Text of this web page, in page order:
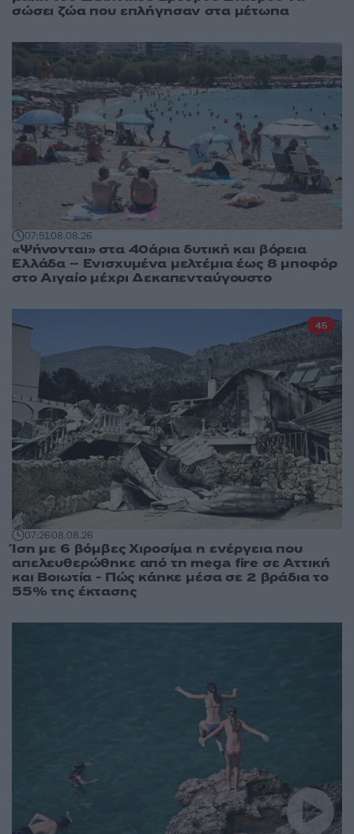
σώσει ζώα που επλήγησαν στα μέτωπα
07:5108.08.26
«Ψήνονται» στα 40άρια δυτική και βόρεια
Ελλάδα – Ενισχυμένα μελτέμια έως 8 μποφόρ
στο Αιγαίο μέχρι Δεκαπενταύγουστο
07:2608.08.26
Ίση με 6 βόμβες Χιροσίμα η ενέργεια που
απελευθερώθηκε από τη mega fire σε Αττική
και Βοιωτία - Πώς κάηκε μέσα σε 2 βράδια το
55% της έκτασης
45